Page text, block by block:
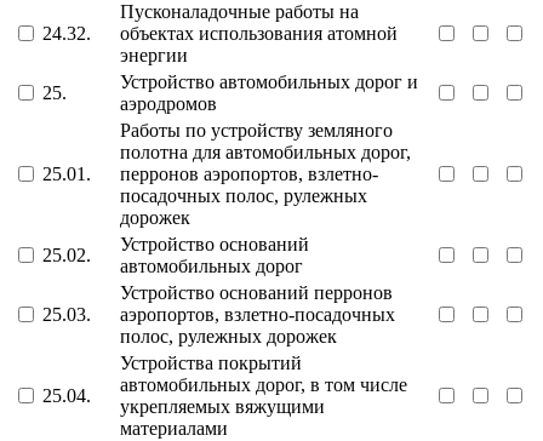
24.32.
Пусконаладочные работы на
объектах использования атомной
энергии
25.
Устройство автомобильных дорог и
аэродромов
25.01.
Работы по устройству земляного
полотна для автомобильных дорог,
перронов аэропортов, взлетно-
посадочных полос, рулежных
дорожек
25.02.
Устройство оснований
автомобильных дорог
25.03.
Устройство оснований перронов
аэропортов, взлетно-посадочных
полос, рулежных дорожек
25.04.
Устройства покрытий
автомобильных дорог, в том числе
укрепляемых вяжущими
материалами